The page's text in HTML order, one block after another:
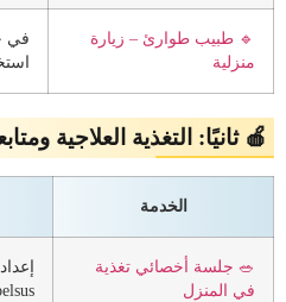
🔹 طبيب طوارئ – زيارة
منزلية
في
🍎 ثانيًا: التغذية العلاجية
الخدمة
🥗 جلسة أخصائي تغذية
في المنزل